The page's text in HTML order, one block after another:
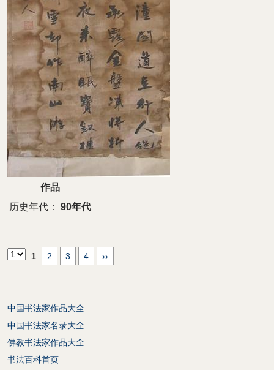
作品
历史年代：
90年代
1 2 3 4 ››
中国书法家作品大全
中国书法家名录大全
佛教书法家作品大全
书法百科首页